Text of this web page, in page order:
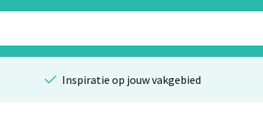
Inspiratie op jouw vakgebied